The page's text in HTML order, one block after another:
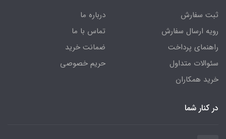
ثبت سفارش
رویه ارسال سفارش
راهنمای پرداخت
سئوالات متداول
خرید همکاران
درباره ما
تماس با ما
ضمانت خرید
حریم خصوصی
در کنار شما